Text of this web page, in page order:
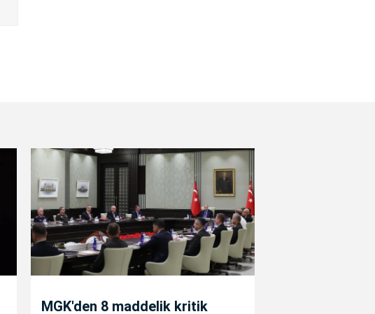
MGK'den 8 maddelik kritik